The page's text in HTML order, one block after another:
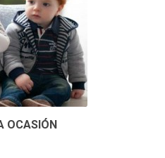
OCASIÓN